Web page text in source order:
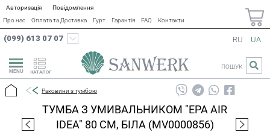
Авторизація
Повідомлення
Про нас
Оплата та Доставка Гурт Гарантія FAQ Контакти
(099) 613 07 07
КАТАЛОГ
RU UA
ПОШУК
Раковини з тумбою
ТУМБА З УМИВАЛЬНИКОМ "ЕРА AIR
IDEA" 80 СМ, БІЛА (MV0000856)